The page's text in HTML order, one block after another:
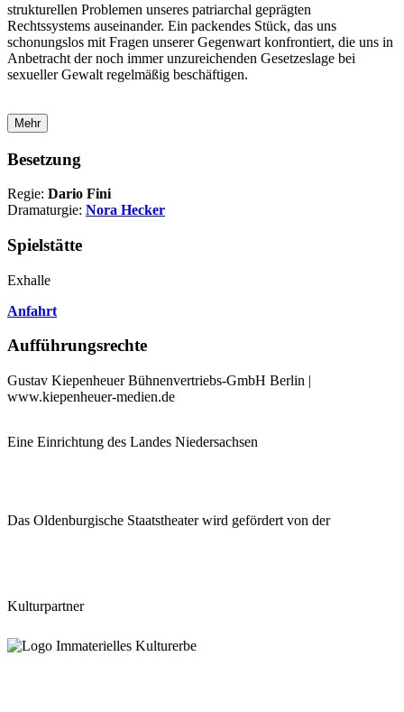
strukturellen Problemen unseres patriarchal geprägten
Rechtssystems auseinander. Ein packendes Stück, das uns
schonungslos mit Fragen unserer Gegenwart konfrontiert, die uns in
Anbetracht der noch immer unzureichenden Gesetzeslage bei
sexueller Gewalt regelmäßig beschäftigen.
Mehr
Besetzung
Regie: Dario Fini
Dramaturgie: Nora Hecker
Spielstätte
Exhalle
Anfahrt
Aufführungsrechte
Gustav Kiepenheuer Bühnenvertriebs-GmbH Berlin |
www.kiepenheuer-medien.de
Eine Einrichtung des Landes Niedersachsen
Das Oldenburgische Staatstheater wird gefördert von der
Kulturpartner